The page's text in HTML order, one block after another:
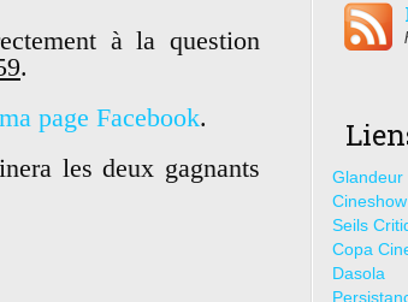
à la question
.
ma page Facebook.
les deux gagnants
Glandeur
Cineshow
Seils
Copa
Dasola